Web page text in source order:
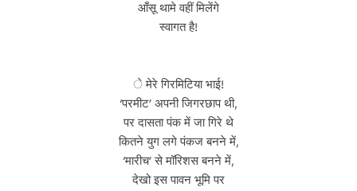
आँसू थामे वहीं मिलेंगे
स्वागत है!
े मेरे गिरमिटिया भाई!
‘परमीट’ अपनी जिगरछाप थी,
पर दासता पंक में जा गिरे थे
कितने युग लगे पंकज बनने में,
‘मारीच’ से मॉरिशस बनने में,
देखो इस पावन भूमि पर